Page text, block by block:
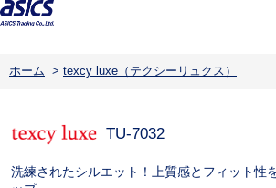
ホーム > texcy luxe（テクシーリュクス）
TU-7032
洗練されたシルエット！上質感とフィット性